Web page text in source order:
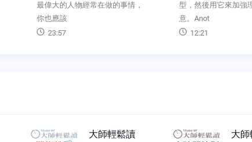
最偉大的人物經常在做的事情，
你也應該
23:57
型，然後用它來加強
意。Anot
12:21
大師輕鬆讀 大